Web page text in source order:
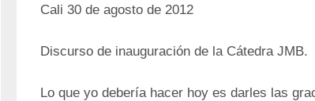
Cali 30 de agosto de 2012
Discurso de inauguración de la Cátedra JMB.
Lo que yo debería hacer hoy es darles las